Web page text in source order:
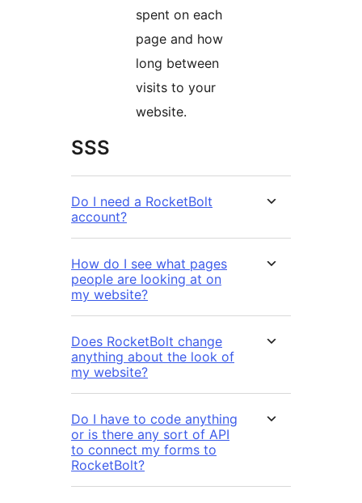
spent on each
page and how
long between
visits to your
website.
SSS
Do I need a RocketBolt
account?
How do I see what pages
people are looking at on
my website?
Does RocketBolt change
anything about the look of
my website?
Do I have to code anything
or is there any sort of API
to connect my forms to
RocketBolt?